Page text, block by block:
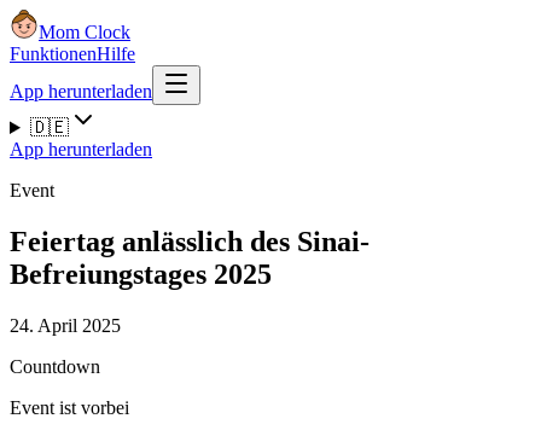
Mom Clock
FunktionenHilfe
App herunterladen
🇩🇪
App herunterladen
Event
Feiertag anlässlich des Sinai-
Befreiungstages 2025
24. April 2025
Countdown
Event ist vorbei